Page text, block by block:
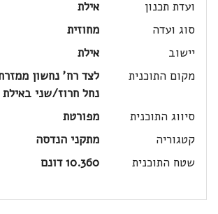
ועדת תכנון
אילת
סוג ועדה
מחוזית
יישוב
אילת
מקום התוכנית
לצד רח' נחשון
נחל חרוז/שני באילת
סיווג התוכנית
מפורטת
קטגוריה
מתקני הנדסה
שטח התוכנית
10.360 דונם